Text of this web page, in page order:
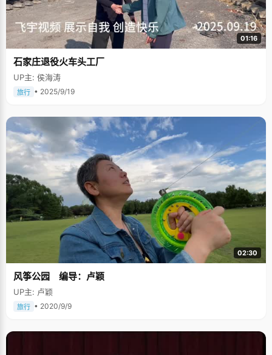
01:16
石家庄退役火车头工厂
UP主: 侯海涛
旅行 • 2025/9/19
02:30
风筝公园 编导：卢颖
UP主: 卢颖
旅行 • 2020/9/9